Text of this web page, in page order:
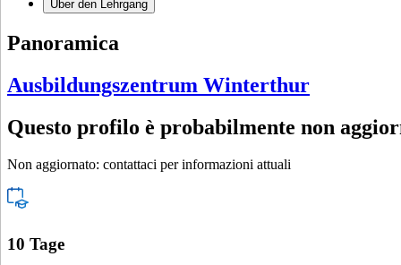
Über den Lehrgang
Panoramica
Ausbildungszentrum Winterthur
Questo profilo è probabilmente non
Non aggiornato: contattaci per informazioni attuali
10 Tage